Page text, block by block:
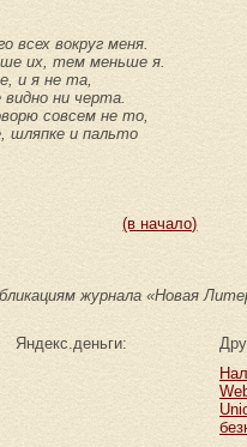
всех вокруг меня.
их, тем меньше я.
и я не та,
видно ни черта.
совсем не то,
шляпке и пальто
(в начало)
журнала «Новая
Яндекс.деньги: